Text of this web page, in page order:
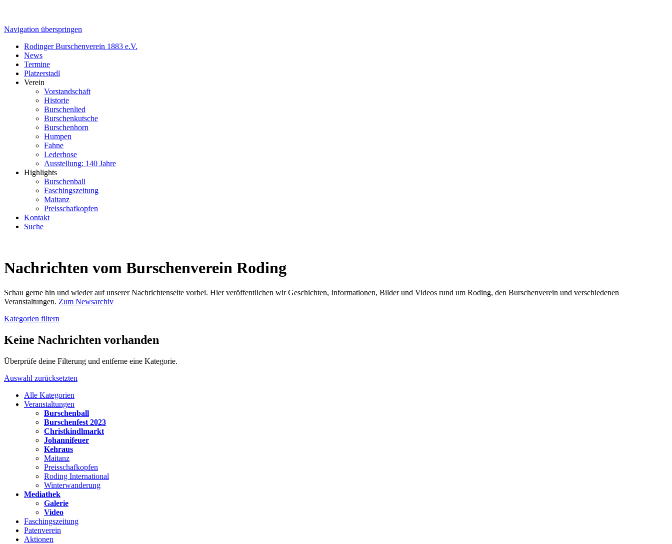
Navigation überspringen
Rodinger Burschenverein 1883 e.V.
News
Termine
Platzerstadl
Verein
Vorstandschaft
Historie
Burschenlied
Burschenkutsche
Burschenhorn
Humpen
Fahne
Lederhose
Ausstellung: 140 Jahre
Highlights
Burschenball
Faschingszeitung
Maitanz
Preisschafkopfen
Kontakt
Suche
Nachrichten vom Burschenverein Roding
Schau gerne hin und wieder auf unserer Nachrichtenseite vorbei. Hier veröffentlichen wir Geschichten, Informationen, Bilder und Videos rund um Roding, den Burschenverein und verschiedenen
Veranstaltungen. Zum Newsarchiv
Kategorien filtern
Keine Nachrichten vorhanden
Überprüfe deine Filterung und entferne eine Kategorie.
Auswahl zurücksetzten
Alle Kategorien
Veranstaltungen
Burschenball
Burschenfest 2023
Christkindlmarkt
Johannifeuer
Kehraus
Maitanz
Preisschafkopfen
Roding International
Winterwanderung
Mediathek
Galerie
Video
Faschingszeitung
Patenverein
Aktionen